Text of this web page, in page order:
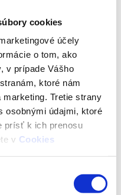
cookies
účely
o tom, ako
v prípade Vášho
ktoré nám
Tretie strany
osobnými údajmi, ktoré
prísť k ich prenosu
v Cookies
Rodinné bývanie
na Zobor v Nitre